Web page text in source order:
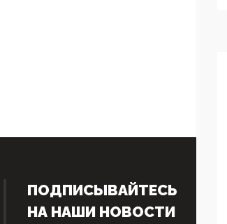
ПОДПИСЫВАЙТЕСЬ
НА НАШИ НОВОСТИ